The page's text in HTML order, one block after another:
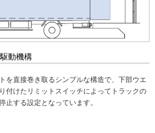
動機構
を直接巻き取るシンプルな構造で、下部ウエ
付けたリミットスイッチによってトラックの
止する設定となっています。